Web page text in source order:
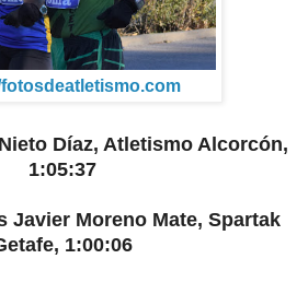
Díaz, Atletismo Alcorcón,
1:05:37
Javier Moreno Mate, Spartak
1:00:06